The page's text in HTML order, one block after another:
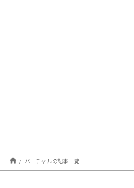
バーチャルの記事一覧